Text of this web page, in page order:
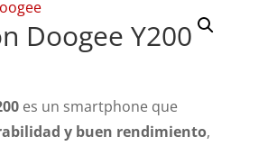
Doogee Y200
es un smartphone que
y buen rendimiento,